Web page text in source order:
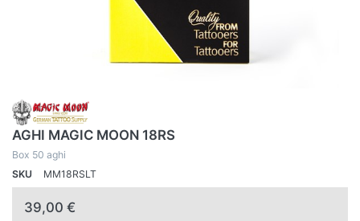
AGHI MAGIC MOON 18RS
Box 50 aghi
SKU
MM18RSLT
39,00 €